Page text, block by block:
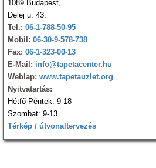
1089 Budapest,
Delej u. 43.
Tel.: 06-1-788-50-95
Mobil: 06-30-9-578-738
Fax: 06-1-323-00-13
E-Mail: info@tapetacenter.hu
Weblap: www.tapetauzlet.org
Nyitvatartás:
Hétfő-Péntek: 9-18
Szombat: 9-13
Térkép / útvonaltervezés